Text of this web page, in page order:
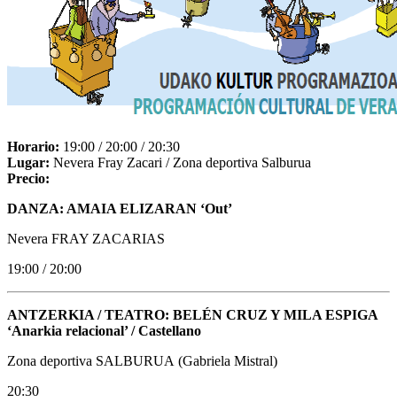
Horario: 19:00 / 20:00 / 20:30
Lugar: Nevera Fray Zacari / Zona deportiva Salburua
Precio:
DANZA: AMAIA ELIZARAN ‘Out’
Nevera FRAY ZACARIAS
19:00 / 20:00
ANTZERKIA / TEATRO: BELÉN CRUZ Y MILA ESPIGA
‘Anarkia relacional’ / Castellano
Zona deportiva SALBURUA (Gabriela Mistral)
20:30